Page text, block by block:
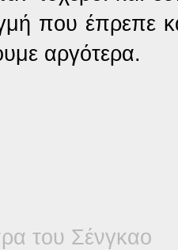
που έπρεπε
αργότερα.
του Σένγκαο